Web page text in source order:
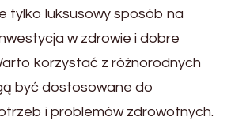
tylko luksusowy sposób na
w zdrowie i dobre
korzystać z różnorodnych
być dostosowane do
i problemów zdrowotnych.